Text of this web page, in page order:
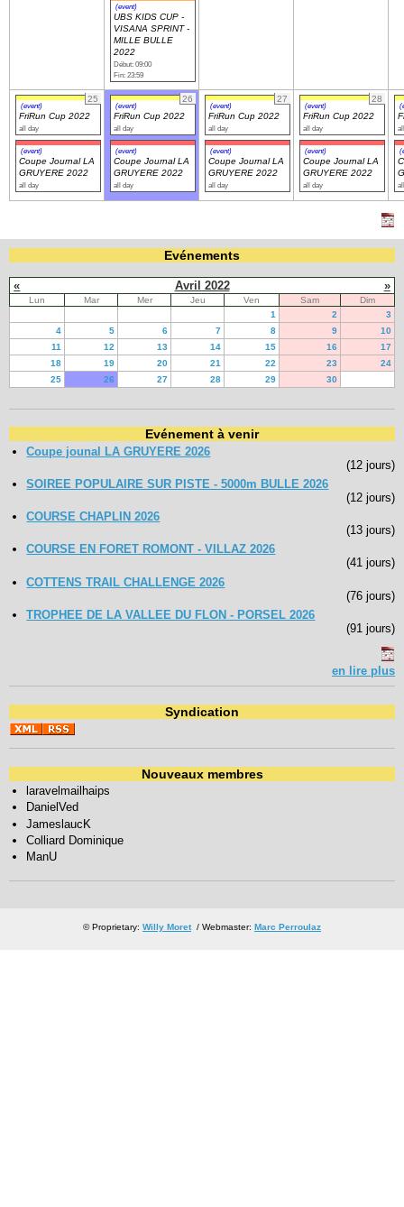
(event)
UBS KIDS CUP -
VISANA SPRINT -
MILLE BULLE
2022
Début: 09:00
Fin: 23:59
25
(event)
FriRun Cup 2022
all day
(event)
Coupe Journal LA
GRUYERE 2022
all day
26
(event)
FriRun Cup 2022
all day
(event)
Coupe Journal LA
GRUYERE 2022
all day
27
(event)
FriRun Cup 2022
all day
(event)
Coupe Journal LA
GRUYERE 2022
all day
28
(event)
FriRun Cup 2022
all day
(event)
Coupe Journal LA
GRUYERE 2022
all day
Evénements
« Avril 2022 »
Lun Mar Mer Jeu Ven Sam
Dim
1
2
3
4
5 6 7 8 9
10
11
12 13 14 15 16
17
18
19 20 21 22 23
24
25
26 27 28 29 30
Evénement à venir
Coupe jounal LA GRUYERE 2026
(12 jours)
SOIREE POPULAIRE SUR PISTE - 5000m BULLE 2026
(12 jours)
COURSE CHAPLIN 2026
(13 jours)
COURSE EN FORET ROMONT - VILLAZ 2026
(41 jours)
COTTENS TRAIL CHALLENGE 2026
(76 jours)
TROPHEE DE LA VALLEE DU FLON - PORSEL 2026
(91 jours)
en lire plus
Syndication
Nouveaux membres
laravelmailhaips
DanielVed
JameslaucK
Colliard Dominique
ManU
© Proprietary: Willy Moret/ Webmaster: Marc Perroulaz